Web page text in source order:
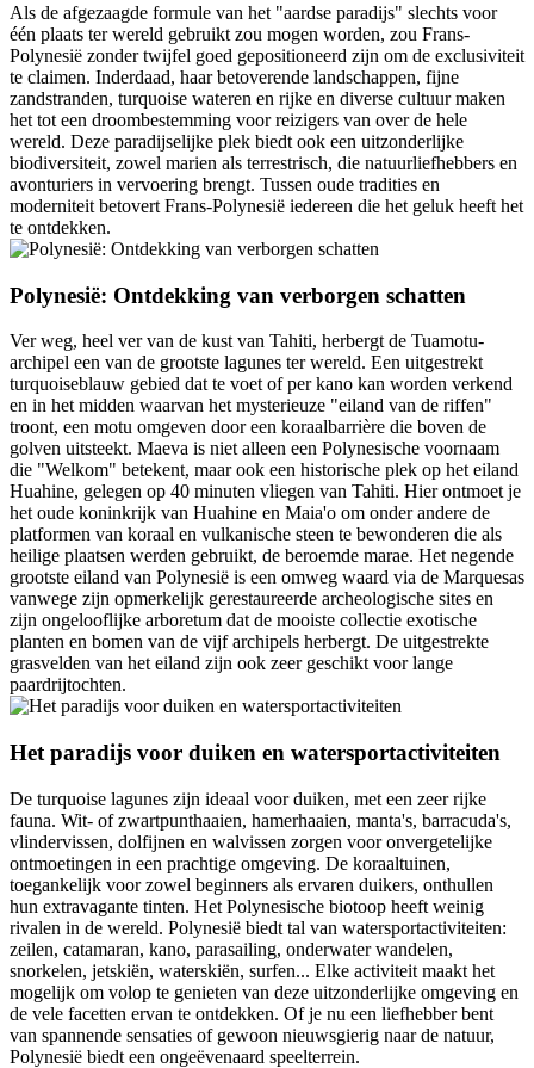
Als de afgezaagde formule van het "aardse paradijs" slechts voor
één plaats ter wereld gebruikt zou mogen worden, zou Frans-
Polynesië zonder twijfel goed gepositioneerd zijn om de exclusiviteit
te claimen. Inderdaad, haar betoverende landschappen, fijne
zandstranden, turquoise wateren en rijke en diverse cultuur maken
het tot een droombestemming voor reizigers van over de hele
wereld. Deze paradijselijke plek biedt ook een uitzonderlijke
biodiversiteit, zowel marien als terrestrisch, die natuurliefhebbers en
avonturiers in vervoering brengt. Tussen oude tradities en
moderniteit betovert Frans-Polynesië iedereen die het geluk heeft het
te ontdekken.
Polynesië: Ontdekking van verborgen schatten
Ver weg, heel ver van de kust van Tahiti, herbergt de Tuamotu-
archipel een van de grootste lagunes ter wereld. Een uitgestrekt
turquoiseblauw gebied dat te voet of per kano kan worden verkend
en in het midden waarvan het mysterieuze "eiland van de riffen"
troont, een motu omgeven door een koraalbarrière die boven de
golven uitsteekt. Maeva is niet alleen een Polynesische voornaam
die "Welkom" betekent, maar ook een historische plek op het eiland
Huahine, gelegen op 40 minuten vliegen van Tahiti. Hier ontmoet je
het oude koninkrijk van Huahine en Maia'o om onder andere de
platformen van koraal en vulkanische steen te bewonderen die als
heilige plaatsen werden gebruikt, de beroemde marae. Het negende
grootste eiland van Polynesië is een omweg waard via de Marquesas
vanwege zijn opmerkelijk gerestaureerde archeologische sites en
zijn ongelooflijke arboretum dat de mooiste collectie exotische
planten en bomen van de vijf archipels herbergt. De uitgestrekte
grasvelden van het eiland zijn ook zeer geschikt voor lange
paardrijtochten.
Het paradijs voor duiken en watersportactiviteiten
De turquoise lagunes zijn ideaal voor duiken, met een zeer rijke
fauna. Wit- of zwartpunthaaien, hamerhaaien, manta's, barracuda's,
vlindervissen, dolfijnen en walvissen zorgen voor onvergetelijke
ontmoetingen in een prachtige omgeving. De koraaltuinen,
toegankelijk voor zowel beginners als ervaren duikers, onthullen
hun extravagante tinten. Het Polynesische biotoop heeft weinig
rivalen in de wereld. Polynesië biedt tal van watersportactiviteiten:
zeilen, catamaran, kano, parasailing, onderwater wandelen,
snorkelen, jetskiën, waterskiën, surfen... Elke activiteit maakt het
mogelijk om volop te genieten van deze uitzonderlijke omgeving en
de vele facetten ervan te ontdekken. Of je nu een liefhebber bent
van spannende sensaties of gewoon nieuwsgierig naar de natuur,
Polynesië biedt een ongeëvenaard speelterrein.